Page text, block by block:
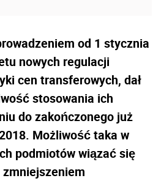
od 1 stycznia
nowych regulacji
cen transferowych, dał
stosowania ich
do zakończonego już
Możliwość taka w
podmiotów wiązać się